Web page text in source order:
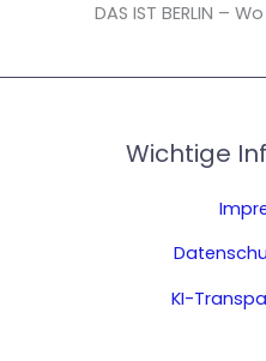
DAS IST BERLIN –
Wichtige
KI-